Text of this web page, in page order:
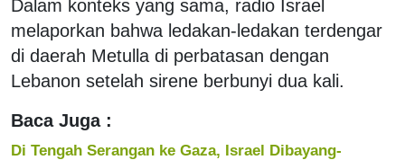
Dalam konteks yang sama, radio Israel
melaporkan bahwa ledakan-ledakan terdengar
di daerah Metulla di perbatasan dengan
Lebanon setelah sirene berbunyi dua kali.
Baca Juga :
Di Tengah Serangan ke Gaza, Israel Dibayang-